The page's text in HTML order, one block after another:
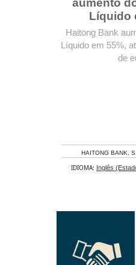
aumento
Líquido
Haitong Bank
Líquido em 55%,
de
HAITONG BANK,
IDIOMA: Inglês